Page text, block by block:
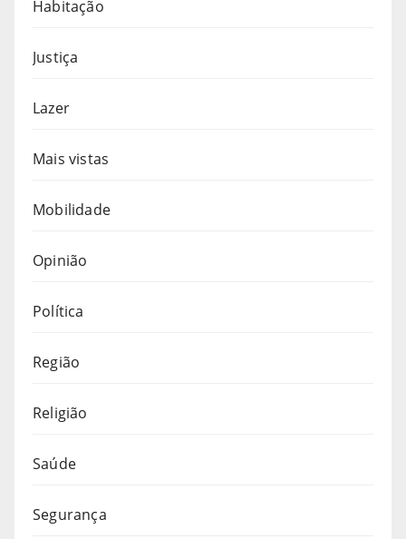
Habitação
Justiça
Lazer
Mais vistas
Mobilidade
Opinião
Política
Região
Religião
Saúde
Segurança